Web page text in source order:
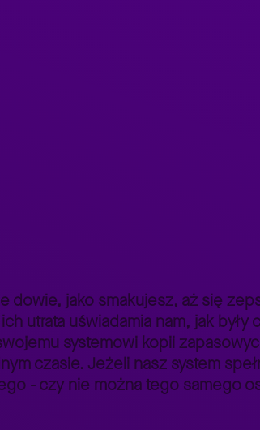
dowie, jako smakujesz, aż się
utrata uświadamia nam, jak
systemowi kopii
czasie. Jeżeli nasz system
- czy nie można tego samego